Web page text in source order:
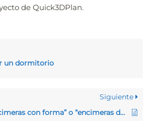
de Quick3DPlan.
un dormitorio
Siguiente
Cómo crear “encimeras con forma” o “encimeras de diseño”